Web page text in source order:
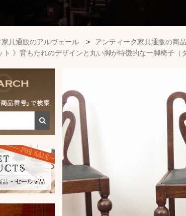
具通販のアルヴェール > アンティーク家具通販の商
ト 》背もたれのデザインと丸い脚が特徴的な一脚椅子